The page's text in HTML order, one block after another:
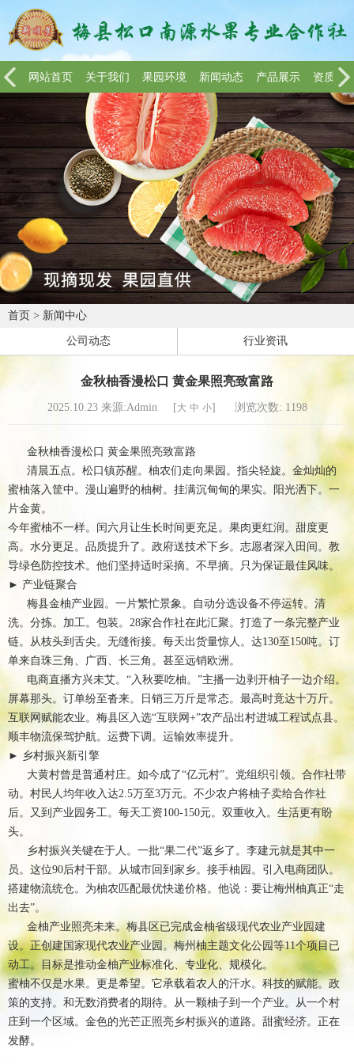
网站首页 关于我们 果园环境 新闻动态 产品展示 资质荣
首页 > 新闻中心
公司动态 行业资讯
金秋柚香漫松口 黄金果照亮致富路
2025.10.23 来源:Admin [大 中 小] 浏览次数: 1198
金秋柚香漫松口 黄金果照亮致富路
清晨五点。松口镇苏醒。柚农们走向果园。指尖轻旋。金灿灿的
蜜柚落入筐中。漫山遍野的柚树。挂满沉甸甸的果实。阳光洒下。一
片金黄。
今年蜜柚不一样。闰六月让生长时间更充足。果肉更红润。甜度更
高。水分更足。品质提升了。政府送技术下乡。志愿者深入田间。教
导绿色防控技术。他们坚持适时采摘。不早摘。只为保证最佳风味。
► 产业链聚合
梅县金柚产业园。一片繁忙景象。自动分选设备不停运转。清
洗。分拣。加工。包装。28家合作社在此汇聚。打造了一条完整产业
链。从枝头到舌尖。无缝衔接。每天出货量惊人。达130至150吨。订
单来自珠三角、广西、长三角。甚至远销欧洲。
电商直播方兴未艾。“入秋要吃柚。”主播一边剥开柚子一边介绍。
屏幕那头。订单纷至沓来。日销三万斤是常态。最高时竟达十万斤。
互联网赋能农业。梅县区入选“互联网+”农产品出村进城工程试点县。
顺丰物流保驾护航。运费下调。运输效率提升。
► 乡村振兴新引擎
大黄村曾是普通村庄。如今成了“亿元村”。党组织引领。合作社带
动。村民人均年收入达2.5万至3万元。不少农户将柚子卖给合作社
后。又到产业园务工。每天工资100-150元。双重收入。生活更有盼
头。
乡村振兴关键在于人。一批“果二代”返乡了。李建元就是其中一
员。这位90后村干部。从城市回到家乡。接手柚园。引入电商团队。
搭建物流统仓。为柚农匹配最优快递价格。他说：要让梅州柚真正“走
出去”。
金柚产业照亮未来。梅县区已完成金柚省级现代农业产业园建
设。正创建国家现代农业产业园。梅州柚主题文化公园等11个项目已
动工。目标是推动金柚产业标准化、专业化、规模化。
蜜柚不仅是水果。更是希望。它承载着农人的汗水。科技的赋能。政
策的支持。和无数消费者的期待。从一颗柚子到一个产业。从一个村
庄到一个区域。金色的光芒正照亮乡村振兴的道路。甜蜜经济。正在
发酵。